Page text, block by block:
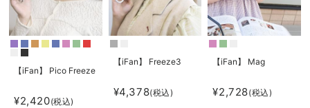
【iFan】 Pico Freeze
¥2,420(税込)
【iFan】 Freeze3
¥4,378(税込)
【iFan】 Mag
¥2,728(税込)